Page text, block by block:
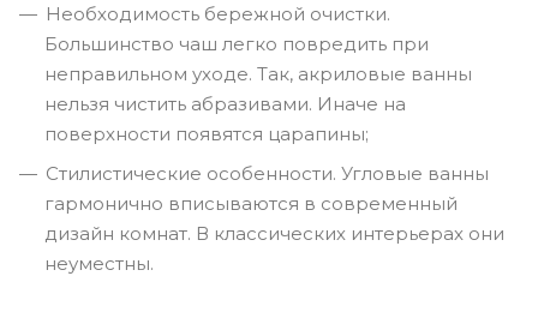
Необходимость бережной очистки.
Большинство чаш легко повредить при
неправильном уходе. Так, акриловые ванны
нельзя чистить абразивами. Иначе на
поверхности появятся царапины;
Стилистические особенности. Угловые ванны
гармонично вписываются в современный
дизайн комнат. В классических интерьерах они
неуместны.